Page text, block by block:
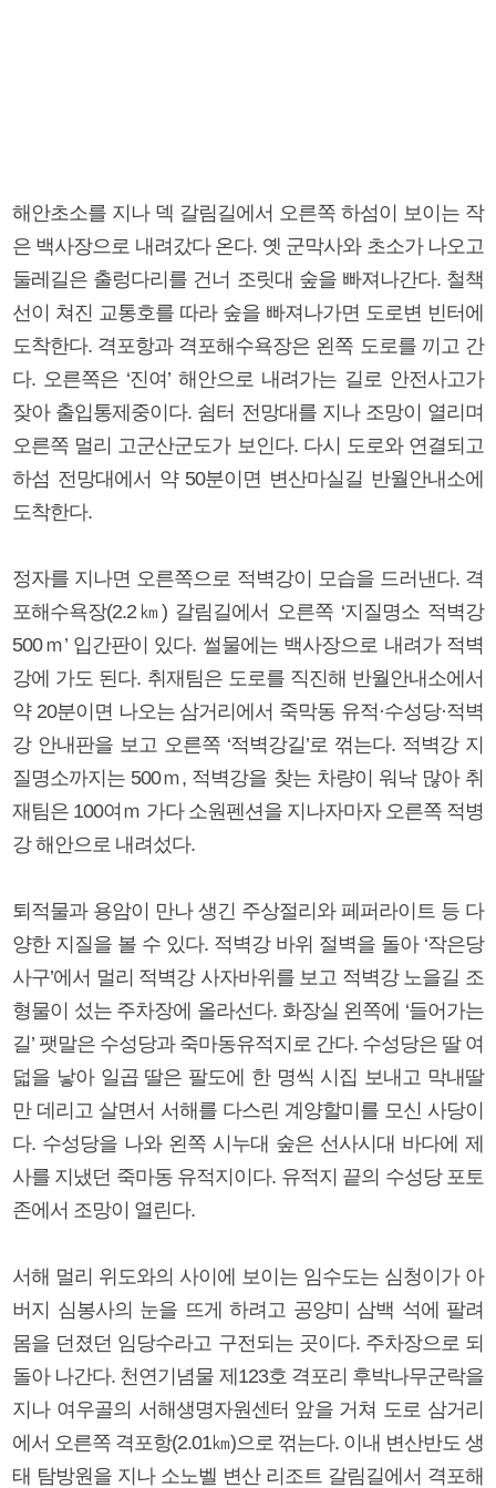
해안초소를 지나 덱 갈림길에서 오른쪽 하섬이 보이는 작
은 백사장으로 내려갔다 온다. 옛 군막사와 초소가 나오고
둘레길은 출렁다리를 건너 조릿대 숲을 빠져나간다. 철책
선이 쳐진 교통호를 따라 숲을 빠져나가면 도로변 빈터에
도착한다. 격포항과 격포해수욕장은 왼쪽 도로를 끼고 간
다. 오른쪽은 ‘진여’ 해안으로 내려가는 길로 안전사고가
잦아 출입통제중이다. 쉼터 전망대를 지나 조망이 열리며
오른쪽 멀리 고군산군도가 보인다. 다시 도로와 연결되고
하섬 전망대에서 약 50분이면 변산마실길 반월안내소에
도착한다.
정자를 지나면 오른쪽으로 적벽강이 모습을 드러낸다. 격
포해수욕장(2.2㎞) 갈림길에서 오른쪽 ‘지질명소 적벽강
500ｍ’ 입간판이 있다. 썰물에는 백사장으로 내려가 적벽
강에 가도 된다. 취재팀은 도로를 직진해 반월안내소에서
약 20분이면 나오는 삼거리에서 죽막동 유적·수성당·적벽
강 안내판을 보고 오른쪽 ‘적벽강길’로 꺾는다. 적벽강 지
질명소까지는 500ｍ, 적벽강을 찾는 차량이 워낙 많아 취
재팀은 100여ｍ 가다 소원펜션을 지나자마자 오른쪽 적병
강 해안으로 내려섰다.
퇴적물과 용암이 만나 생긴 주상절리와 페퍼라이트 등 다
양한 지질을 볼 수 있다. 적벽강 바위 절벽을 돌아 ‘작은당
사구’에서 멀리 적벽강 사자바위를 보고 적벽강 노을길 조
형물이 섰는 주차장에 올라선다. 화장실 왼쪽에 ‘들어가는
길’ 팻말은 수성당과 죽마동유적지로 간다. 수성당은 딸 여
덟을 낳아 일곱 딸은 팔도에 한 명씩 시집 보내고 막내딸
만 데리고 살면서 서해를 다스린 계양할미를 모신 사당이
다. 수성당을 나와 왼쪽 시누대 숲은 선사시대 바다에 제
사를 지냈던 죽마동 유적지이다. 유적지 끝의 수성당 포토
존에서 조망이 열린다.
서해 멀리 위도와의 사이에 보이는 임수도는 심청이가 아
버지 심봉사의 눈을 뜨게 하려고 공양미 삼백 석에 팔려
몸을 던졌던 임당수라고 구전되는 곳이다. 주차장으로 되
돌아 나간다. 천연기념물 제123호 격포리 후박나무군락을
지나 여우골의 서해생명자원센터 앞을 거쳐 도로 삼거리
에서 오른쪽 격포항(2.01㎞)으로 꺾는다. 이내 변산반도 생
태 탐방원을 지나 소노벨 변산 리조트 갈림길에서 격포해